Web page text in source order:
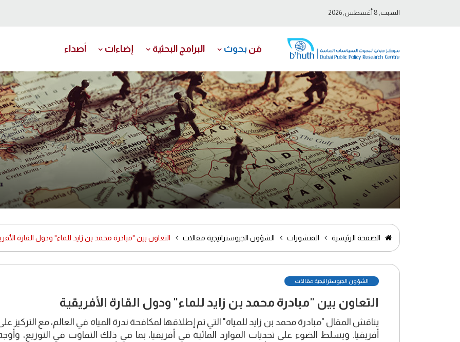
السبت, 8 أغسطس, 2026
مَن بحوث البرامج البحثية إضاءات أصداء
الصفحة الرئيسية المنشورات الشؤون الجيوستراتيجية مقالات التعاون بين "مبادرة محمد بن زايد للماء" ودول القارة
الشؤون الجيوستراتيجية مقالات
التعاون بين "مبادرة محمد بن زايد للماء" ودول القارة الأفريقية
يناقش المقال "مبادرة محمد بن زايد للمياه" التي تم إطلاقها لمكافحة ندرة المياه في العالم، مع التركيز
أفريقيا. ويسلط الضوء على تحديات الموارد المائية في أفريقيا، بما في ذلك التفاوت في التوزيع،